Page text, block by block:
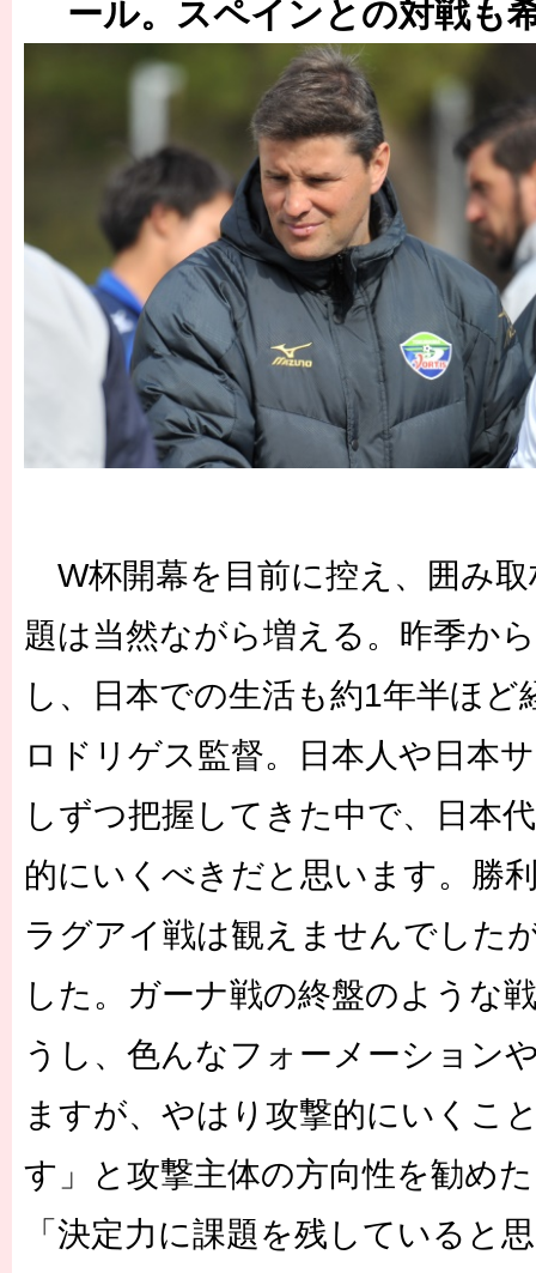
［3218号］WEEKLY EG SELECTION
［3219号］特別な覇者へ 大逆転か連破か
［3220号］伝説の王者、黄金のシャーレ
ール。スペインとの対戦も
W杯開幕を目前に控え、囲み
題は当然ながら増える。昨季か
し、日本での生活も約1年半ほ
ロドリゲス監督。日本人や日本
しずつ把握してきた中で、日本
的にいくべきだと思います。勝
ラグアイ戦は観えませんでした
した。ガーナ戦の終盤のような
うし、色んなフォーメーション
ますが、やはり攻撃的にいくこ
す」と攻撃主体の方向性を勧め
「決定力に課題を残していると